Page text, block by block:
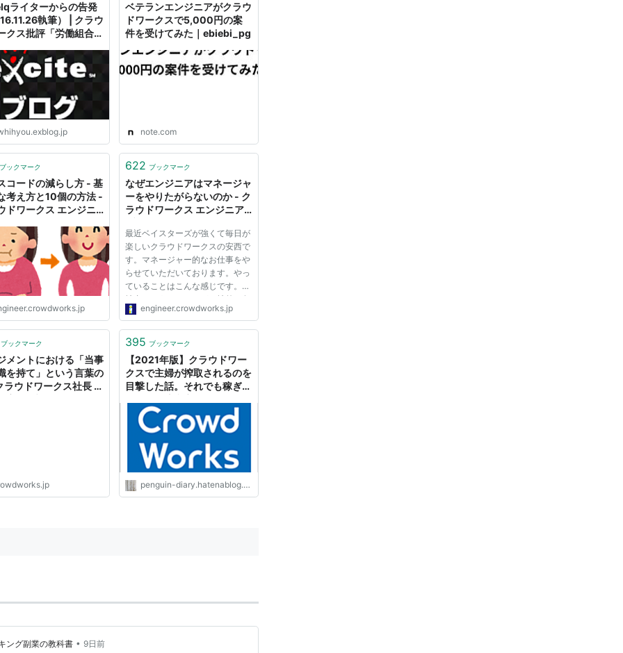
ライターからの告発
執筆） | クラウ
クス批評「労働組合つ
ベテランエンジニアがクラウ
ドワークスで5,000円の案
件を受けてみた｜ebiebi_pg
note.com
ックマーク
コードの減らし方 - 基
考え方と10個の方法 -
ドワークス エンジニ
622 ブックマーク
なぜエンジニアはマネージャ
ーをやりたがらないのか - ク
ラウドワークス エンジニア
最近ベイスターズが強くて毎日が
楽しいクラウドワークスの安西で
す。マネージャー的なお仕事をや
らせていただいております。やっ
ていることはこんな感じです。
社内もそうなのですが、社外の各
社さんに聞いても、エンジニアが
いう事案が発生しているようで、
空前のエンジニアリングマネー...
engineer.crowdworks.jp
ブックマーク
メントにおける「当事
を持て」という言葉の
ラウドワークス社長 吉
395 ブックマーク
【2021年版】クラウドワー
クスで主婦が搾取されるのを
目撃した話。それでも稼ぎた
ンギンな日々
penguin-diary.hatenablog.com
ング副業の教科書 • 9日前